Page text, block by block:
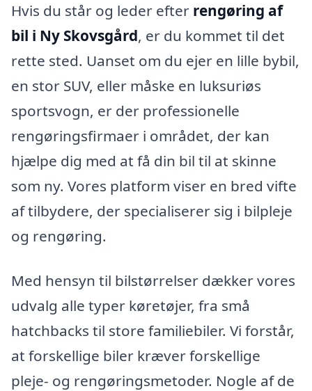
Hvis du står og leder efter rengøring af
bil i Ny Skovsgård, er du kommet til det
rette sted. Uanset om du ejer en lille bybil,
en stor SUV, eller måske en luksuriøs
sportsvogn, er der professionelle
rengøringsfirmaer i området, der kan
hjælpe dig med at få din bil til at skinne
som ny. Vores platform viser en bred vifte
af tilbydere, der specialiserer sig i bilpleje
og rengøring.
Med hensyn til bilstørrelser dækker vores
udvalg alle typer køretøjer, fra små
hatchbacks til store familiebiler. Vi forstår,
at forskellige biler kræver forskellige
pleje- og rengøringsmetoder. Nogle af de